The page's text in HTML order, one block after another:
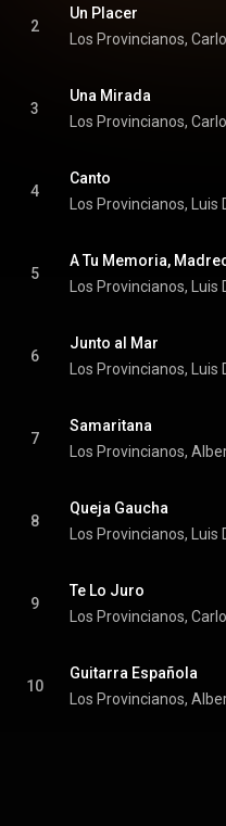
2
Un Placer
Los Provincianos,
3
Una Mirada
Los Provincianos,
4
Canto
Los Provincianos, Luis
5
A Tu Memoria,
Los Provincianos, Luis
6
Junto al Mar
Los Provincianos, Luis
7
Samaritana
Los Provincianos,
8
Queja Gaucha
Los Provincianos, Luis
9
Te Lo Juro
Los Provincianos,
10
Guitarra Española
Los Provincianos,